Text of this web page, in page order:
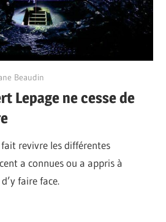
Beaudin
Lepage ne cesse de
revivre les différentes
a connues ou a appris à
faire face.